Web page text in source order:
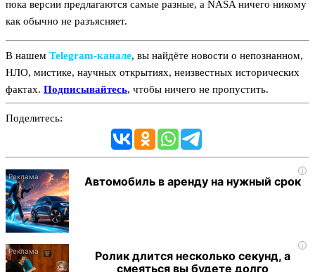
пока версии предлагаются самые разные, а NASA ничего никому
как обычно не разъясняет.
В нашем Telegram‑канале, вы найдёте новости о непознанном,
НЛО, мистике, научных открытиях, неизвестных исторических
фактах. Подписывайтесь, чтобы ничего не пропустить.
Поделитесь:
i
Автомобиль в аренду на нужный срок
i
Ролик длится несколько секунд, а
смеяться вы будете долго